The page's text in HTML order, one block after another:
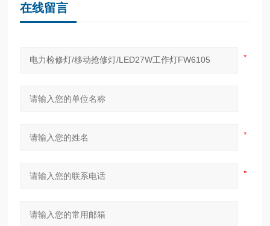
在线留言